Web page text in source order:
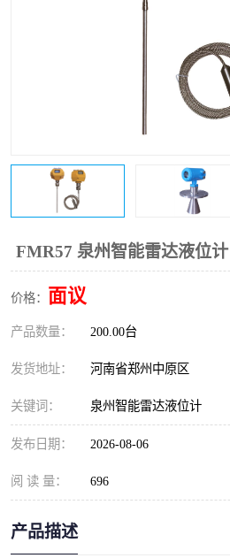
FMR57 泉州智能雷达液位
价格： 面议
产品数量： 200.00台
发货地址： 河南省郑州中原区
关键词： 泉州智能雷达液位计
发布日期： 2026-08-06
阅 读 量： 696
产品描述
流量仪表